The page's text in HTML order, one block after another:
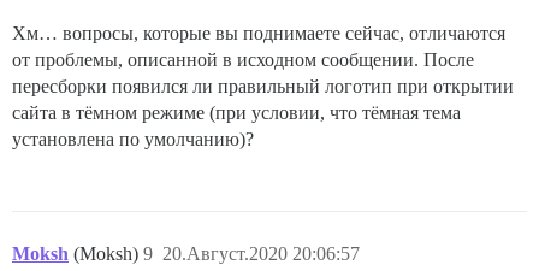
Хм… вопросы, которые вы поднимаете сейчас, отличаются
от проблемы, описанной в исходном сообщении. После
пересборки появился ли правильный логотип при открытии
сайта в тёмном режиме (при условии, что тёмная тема
установлена по умолчанию)?
Moksh (Moksh) 20.Август.2020 20:06:57
9